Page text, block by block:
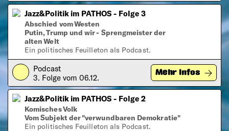
Jazz&Politik im PATHOS - Folge 3
Abschied vom Westen
Putin, Trump und wir - Sprengmeister der
alten Welt
Ein politisches Feuilleton als Podcast.
Play Podcast
3. Folge vom 06.12.
Mehr Infos
Jazz&Politik im PATHOS - Folge 2
Komisches Volk
Vom Subjekt der "verwundbaren Demokratie"
Ein politisches Feuilleton als Podcast.